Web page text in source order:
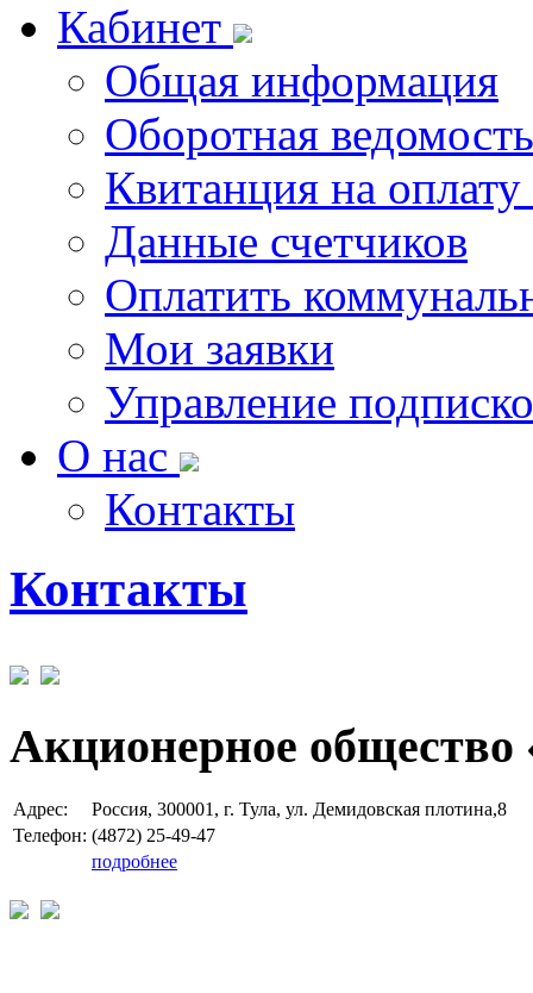
Кабинет
Общая информация
Оборотная ведомость
Квитанция на
Данные счетчиков
Оплатить
Мои заявки
Управление
О нас
Контакты
Контакты
Акционерное общество
Адрес:
Россия, 300001, г. Тула, ул. Демидовская плотина,8
Телефон: (4872) 25-49-47
подробнее